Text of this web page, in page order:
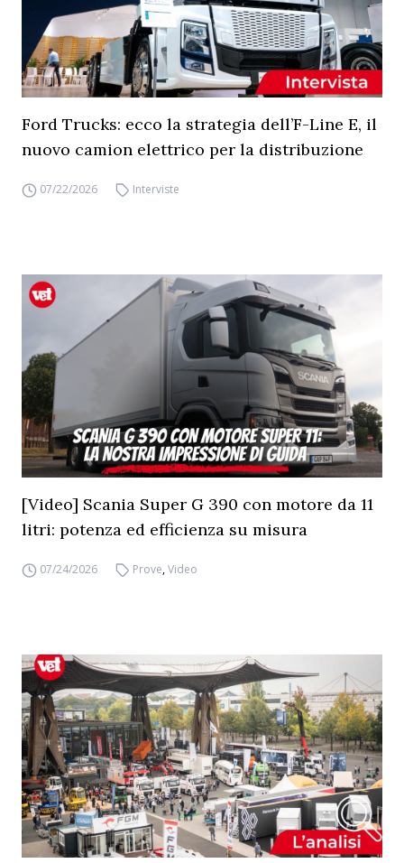
Ford Trucks: ecco la strategia dell’F-Line E, il
nuovo camion elettrico per la distribuzione
07/22/2026 Interviste
[Video] Scania Super G 390 con motore da 11
litri: potenza ed efficienza su misura
07/24/2026 Prove,Video